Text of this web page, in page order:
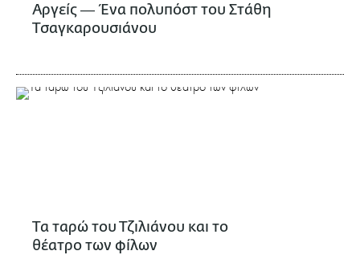
Αργείς ― Ένα πολυπόστ του Στάθη
Τσαγκαρουσιάνου
Τα ταρώ του Τζιλιάνου και το
θέατρο των φίλων